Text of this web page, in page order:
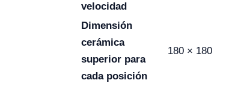
velocidad
Dimensión
cerámica
superior para
cada posición
180 × 180